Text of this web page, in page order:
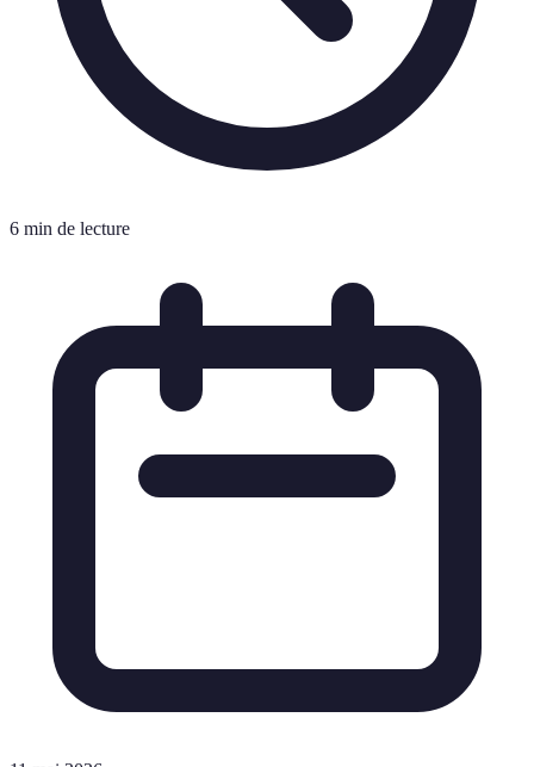
6 min de lecture